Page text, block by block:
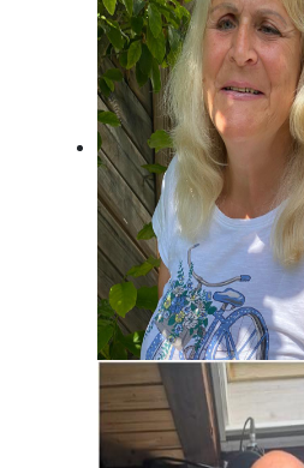
Brigitte Habeck
Immer da, wo was los
frech!